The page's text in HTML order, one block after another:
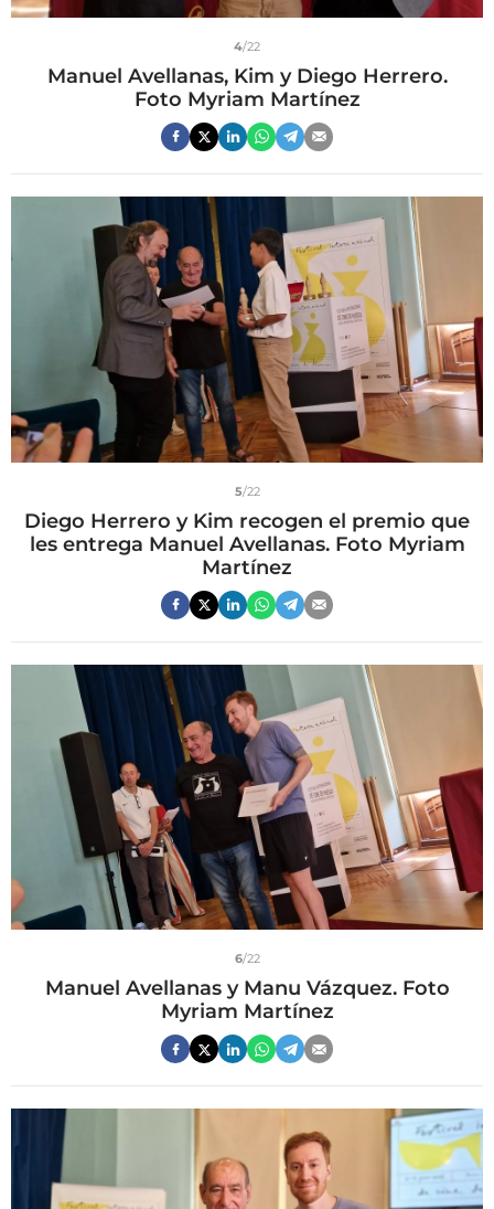
4/22
Manuel Avellanas, Kim y Diego Herrero.
Foto Myriam Martínez
5/22
Diego Herrero y Kim recogen el premio que
les entrega Manuel Avellanas. Foto Myriam
Martínez
6/22
Manuel Avellanas y Manu Vázquez. Foto
Myriam Martínez